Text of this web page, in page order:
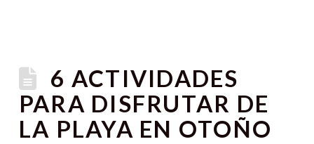
6 ACTIVIDADES
PARA DISFRUTAR DE
LA PLAYA EN OTOÑO